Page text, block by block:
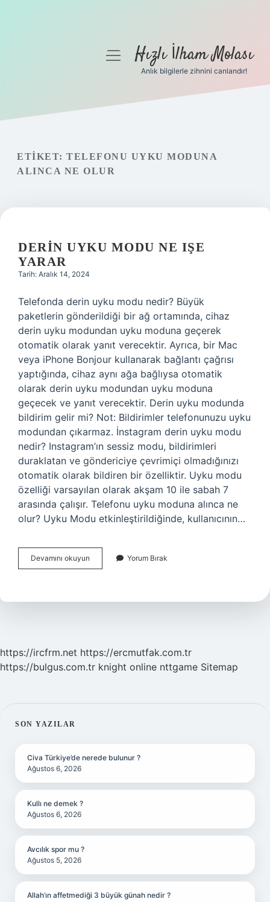
Gizlilik Politikası
Hakkımızda
menüyüHızlı İlham Molası
Anlık bilgilerle zihnini canlandır!
ETIKET: TELEFONU UYKU MODUNA
ALINCA NE OLUR
DERIN UYKU MODU NE IŞE
YARAR
Tarih: Aralık 14, 2024
Telefonda derin uyku modu nedir? Büyük
paketlerin gönderildiği bir ağ ortamında, cihaz
derin uyku modundan uyku moduna geçerek
otomatik olarak yanıt verecektir. Ayrıca, bir Mac
veya iPhone Bonjour kullanarak bağlantı çağrısı
yaptığında, cihaz aynı ağa bağlıysa otomatik
olarak derin uyku modundan uyku moduna
geçecek ve yanıt verecektir. Derin uyku modunda
bildirim gelir mi? Not: Bildirimler telefonunuzu uyku
modundan çıkarmaz. İnstagram derin uyku modu
nedir? Instagram’ın sessiz modu, bildirimleri
duraklatan ve göndericiye çevrimiçi olmadığınızı
otomatik olarak bildiren bir özelliktir. Uyku modu
özelliği varsayılan olarak akşam 10 ile sabah 7
arasında çalışır. Telefonu uyku moduna alınca ne
olur? Uyku Modu etkinleştirildiğinde, kullanıcının…
Devamını okuyun
Uyku
Işe
Yorum Bırak
https://ircfrm.net https://ercmutfak.com.tr
https://bulgus.com.tr knight online nttgame Sitemap
SIDEBAR
SON YAZILAR
Civa Türkiye’de nerede bulunur ?
Ağustos 6, 2026
Kullı ne demek ?
Ağustos 6, 2026
Avcılık spor mu ?
Ağustos 5, 2026
Allah’ın affetmediği 3 büyük günah nedir ?